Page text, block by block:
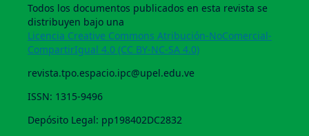
Todos los documentos publicados en esta revista se
distribuyen bajo una
Licencia Creative Commons Atribución-NoComercial-
CompartirIgual 4.0 (CC BY-NC-SA 4.0)
revista.tpo.espacio.ipc@upel.edu.ve
ISSN: 1315-9496
Depósito Legal: pp198402DC2832